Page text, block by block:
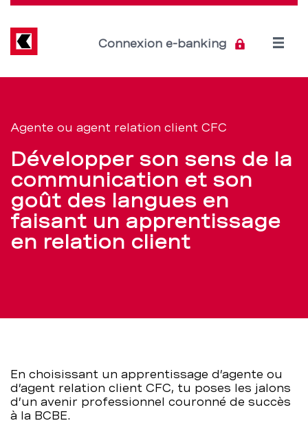
d’apprentissage
d’agente
ou
d’agent
relation
BCBE
Direkt
Inhalt
Connexion e-banking
Open
navigation
de
service
Agente ou agent relation client CFC
Développer son sens de la
communication et son
goût des langues en
faisant un apprentissage
en relation client
En choisissant un apprentissage d’agente ou
d’agent relation client CFC, tu poses les jalons
d’un avenir professionnel couronné de succès
à la BCBE.